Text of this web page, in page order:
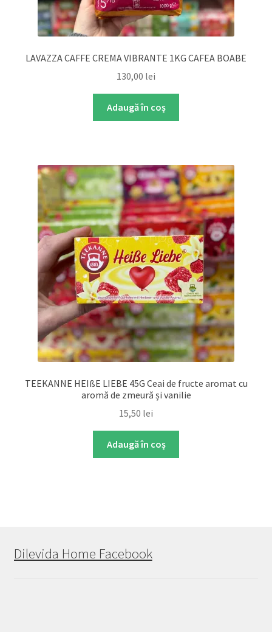
LAVAZZA CAFFE CREMA VIBRANTE 1KG CAFEA BOABE
130,00 lei
Adaugă în coș
TEEKANNE HEIßE LIEBE 45G Ceai de fructe aromat cu
aromă de zmeură și vanilie
15,50 lei
Adaugă în coș
Dilevida Home Facebook